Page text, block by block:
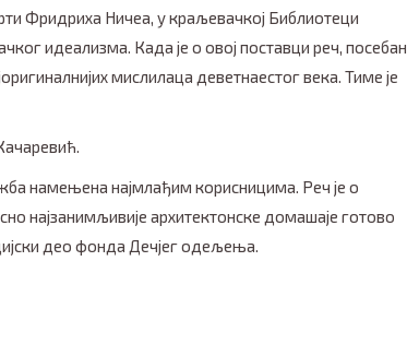
Фридриха Ничеа, у краљевачкој Библиотеци
идеализма. Када је о овој поставци реч, посебан
мислилаца деветнаестог века. Тиме је
намењена најмлађим корисницима. Реч је о
најзанимљивије архитектонске домашаје готово
део фонда Дечјег одељења.